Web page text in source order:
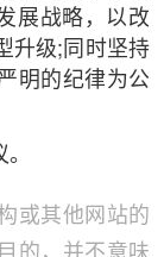
展战略，以改
升级;同时坚持
明的纪律为公
或其他网站的